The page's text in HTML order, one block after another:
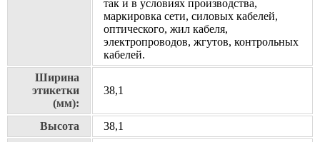
так и в условиях производства,
маркировка сети, силовых кабелей,
оптического, жил кабеля,
электропроводов, жгутов, контрольных
кабелей.
Ширина
этикетки
(мм):
38,1
Высота
38,1